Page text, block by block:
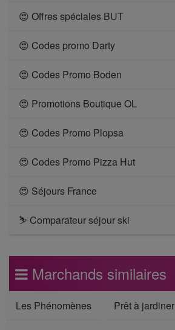
😍 Offres spéciales BUT
😍 Codes promo Darty
😍 Codes Promo Boden
😍 Promotions Boutique OL
😍 Codes Promo Plopsa
😍 Codes Promo Pizza Hut
😍 Séjours France
⛷ Comparateur séjour ski
Marchands similaires
Les Phénomènes Prêt à jardiner